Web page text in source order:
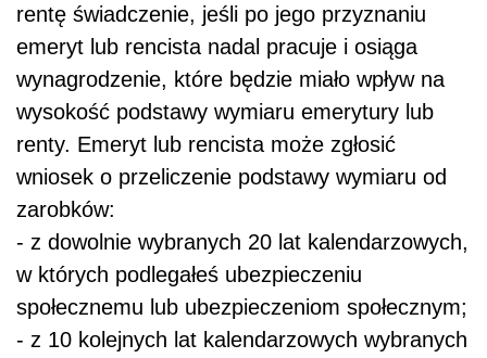
rentę świadczenie, jeśli po jego przyznaniu
emeryt lub rencista nadal pracuje i osiąga
wynagrodzenie, które będzie miało wpływ na
wysokość podstawy wymiaru emerytury lub
renty. Emeryt lub rencista może zgłosić
wniosek o przeliczenie podstawy wymiaru od
zarobków:
- z dowolnie wybranych 20 lat kalendarzowych,
w których podlegałeś ubezpieczeniu
społecznemu lub ubezpieczeniom społecznym;
- z 10 kolejnych lat kalendarzowych wybranych